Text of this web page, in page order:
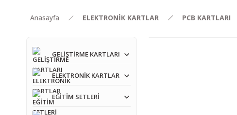
Anasayfa ELEKTRONİK KARTLAR PCB KARTLARI
GELİŞTİRME KARTLARI
ELEKTRONİK KARTLAR
EĞİTİM SETLERİ